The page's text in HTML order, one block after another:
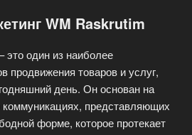
WM Raskrutim
это один из наиболее
продвижения товаров и услуг,
день. Он основан на
представляющих
форме, которое протекает